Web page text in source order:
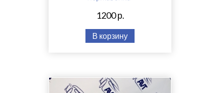
1200 р.
В корзину